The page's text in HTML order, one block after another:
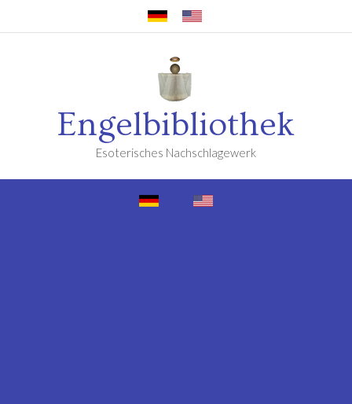
Engelbibliothek
Esoterisches Nachschlagewerk